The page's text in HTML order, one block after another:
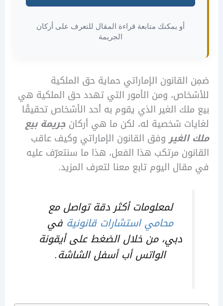
أو يمكنك متابعة قراءة المقال للتعرف على أركان
الإماراتي حماية حق الملكية
ومن الأمور التي تهدد حق الملكية هي
الغير الذي يقوم به أحد الأشخاص تحقيقًا
شخصية له، لكن ما هي أركانجريمة بيع
وفق القانون الإماراتي وكيف عاقب
مرتكب هذا الفعل، هذا ما سنتعرّف عليه
اليوم تابع معنا لتعرف المزيد.
لمعلومات أكثر دقة تواصل مع
محامي استشارات قانونية في
دبي، من خلال الضغط على أيقونة
الواتس أب أسفل الشاشة.